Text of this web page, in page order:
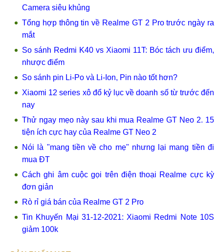
Camera siêu khủng
Tổng hợp thông tin về Realme GT 2 Pro trước ngày ra
mắt
So sánh Redmi K40 vs Xiaomi 11T: Bóc tách ưu điểm,
nhược điểm
So sánh pin Li-Po và Li-Ion, Pin nào tốt hơn?
Xiaomi 12 series xô đổ kỷ lục về doanh số từ trước đến
nay
Thử ngay mẹo này sau khi mua Realme GT Neo 2. 15
tiện ích cực hay của Realme GT Neo 2
Nói là "mang tiền về cho mẹ" nhưng lại mang tiền đi
mua ĐT
Cách ghi âm cuộc gọi trên điện thoại Realme cực kỳ
đơn giản
Rò rỉ giá bán của Realme GT 2 Pro
Tin Khuyến Mại 31-12-2021: Xiaomi Redmi Note 10S
giảm 100k